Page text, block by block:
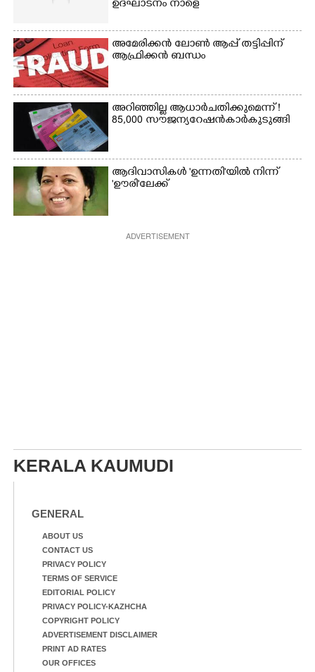
ഉദ്ഘാടനം നാളെ
അമേരിക്കൻ ലോൺ ആപ്പ് തട്ടിപ്പിന്
ആഫ്രിക്കൻ ബന്ധം
അറിഞ്ഞില്ല ആധാർ ചതിക്കുമെന്ന് !
85,000 സൗജന്യ റേഷൻകാർ കുടുങ്ങി
ആദിവാസികൾ 'ഉന്നതി'യിൽ നിന്ന്
'ഊരി'ലേക്ക്
ADVERTISEMENT
KERALA KAUMUDI
GENERAL
ABOUT US
CONTACT US
PRIVACY POLICY
TERMS OF SERVICE
EDITORIAL POLICY
PRIVACY POLICY-KAZHCHA
COPYRIGHT POLICY
ADVERTISEMENT DISCLAIMER
PRINT AD RATES
OUR OFFICES